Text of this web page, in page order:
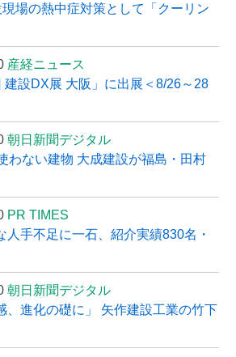
場の熱中症対策として「クーリン
産経ニュース
建設DX展 大阪」に出展＜8/26～28
朝日新聞デジタル
わない建物 大成建設が福島・田村
PR TIMES
人手不足に一石、紹介実績830名・
朝日新聞デジタル
、進化の礎に」 矢作建設工業の竹下